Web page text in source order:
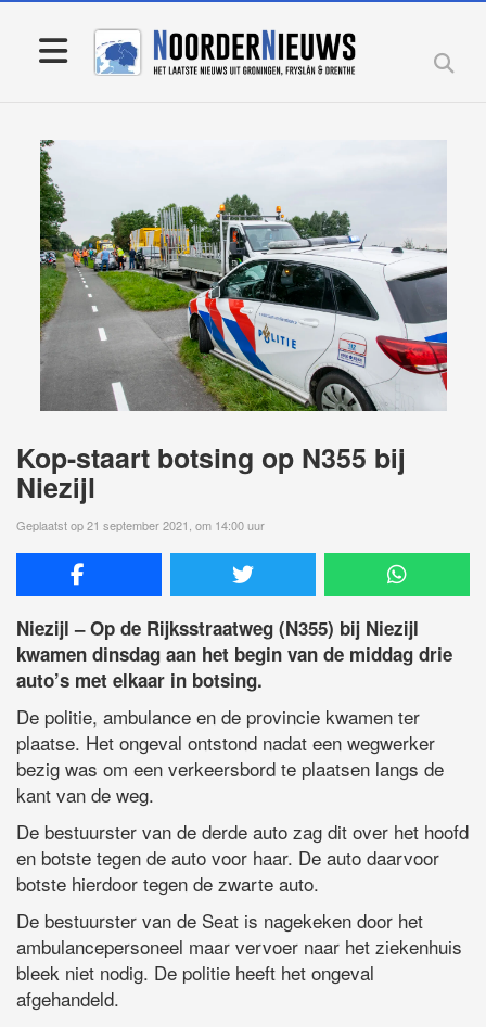
Kop-staart botsing op N355 bij
Niezijl
Geplaatst op 21 september 2021, om 14:00 uur
Niezijl – Op de Rijksstraatweg (N355) bij Niezijl
kwamen dinsdag aan het begin van de middag drie
auto’s met elkaar in botsing.
De politie, ambulance en de provincie kwamen ter
plaatse. Het ongeval ontstond nadat een wegwerker
bezig was om een verkeersbord te plaatsen langs de
kant van de weg.
De bestuurster van de derde auto zag dit over het hoofd
en botste tegen de auto voor haar. De auto daarvoor
botste hierdoor tegen de zwarte auto.
De bestuurster van de Seat is nagekeken door het
ambulancepersoneel maar vervoer naar het ziekenhuis
bleek niet nodig. De politie heeft het ongeval
afgehandeld.